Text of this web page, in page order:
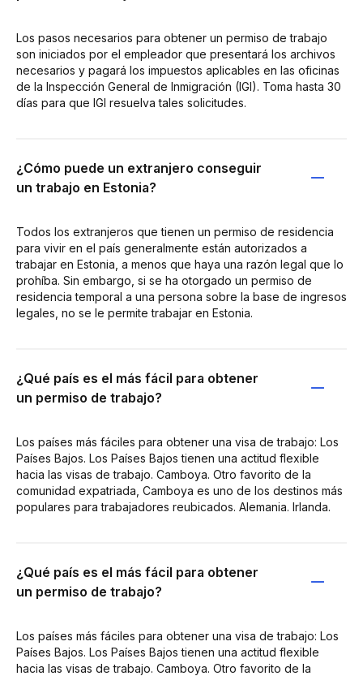
Los pasos necesarios para obtener un permiso de trabajo
son iniciados por el empleador que presentará los archivos
necesarios y pagará los impuestos aplicables en las oficinas
de la Inspección General de Inmigración (IGI). Toma hasta 30
días para que IGI resuelva tales solicitudes.
¿Cómo puede un extranjero conseguir
un trabajo en Estonia?
Todos los extranjeros que tienen un permiso de residencia
para vivir en el país generalmente están autorizados a
trabajar en Estonia, a menos que haya una razón legal que lo
prohíba. Sin embargo, si se ha otorgado un permiso de
residencia temporal a una persona sobre la base de ingresos
legales, no se le permite trabajar en Estonia.
¿Qué país es el más fácil para obtener
un permiso de trabajo?
Los países más fáciles para obtener una visa de trabajo: Los
Países Bajos. Los Países Bajos tienen una actitud flexible
hacia las visas de trabajo. Camboya. Otro favorito de la
comunidad expatriada, Camboya es uno de los destinos más
populares para trabajadores reubicados. Alemania. Irlanda.
¿Qué país es el más fácil para obtener
un permiso de trabajo?
Los países más fáciles para obtener una visa de trabajo: Los
Países Bajos. Los Países Bajos tienen una actitud flexible
hacia las visas de trabajo. Camboya. Otro favorito de la